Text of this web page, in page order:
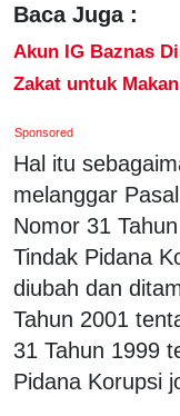
Baca Juga :
Akun IG Baznas
Zakat untuk
Sponsored
Hal itu
melanggar
Nomor 31
Tindak Pidana
diubah dan
Tahun 2001
31 Tahun 1999
Pidana Korupsi